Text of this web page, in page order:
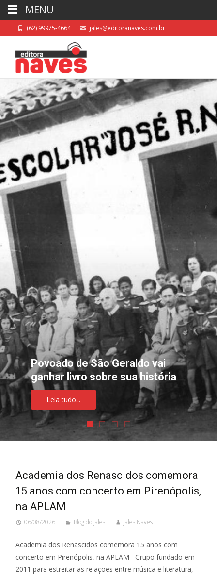
(62) 99975-4664 jales@editoranaves.com.br
Povoado de São Geraldo vai
ganhar livro sobre sua história
Leia tudo...
Academia dos Renascidos comemora
15 anos com concerto em Pirenópolis,
na APLAM
06/08/2026 Blog do Jales Jales Naves
Academia dos Renascidos comemora 15 anos com
concerto em Pirenópolis, na APLAM Grupo fundado em
2011 para estreitar as relações entre música e literatura,
MENU